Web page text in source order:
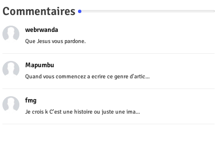
Commentaires
webrwanda
Que Jesus vous pardone.
Mapumbu
Quand vous commencez a ecrire ce genre d'artic...
fmg
Je crois k C'est une histoire ou juste une ima...